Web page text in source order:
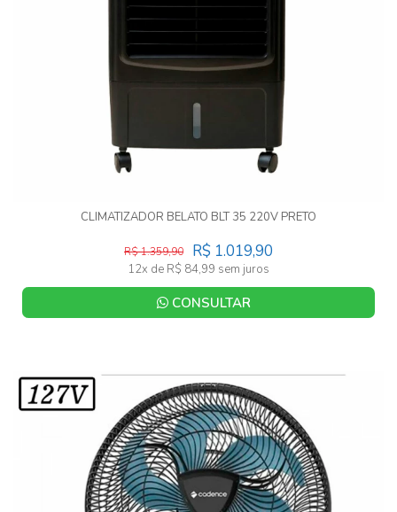
CLIMATIZADOR BELATO BLT 35 220V PRETO
R$ 1.019,90
R$ 1.359,90
12x de R$ 84,99 sem juros
CONSULTAR